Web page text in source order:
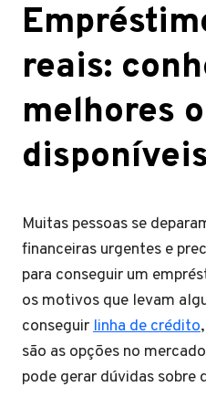
reais:
melhores
Muitas pessoas se
financeiras urgentes e
para conseguir um
os motivos que levam
conseguirlinha de crédito
são as opções no
pode gerar dúvidas sobre